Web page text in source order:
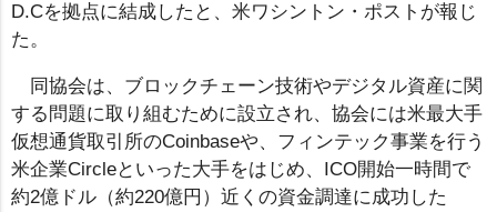
D.Cを拠点に結成したと、米ワシントン・ポストが報じ
た。
同協会は、ブロックチェーン技術やデジタル資産に関
する問題に取り組むために設立され、協会には米最大手
仮想通貨取引所のCoinbaseや、フィンテック事業を行う
米企業Circleといった大手をはじめ、ICO開始一時間で
約2億ドル（約220億円）近くの資金調達に成功した